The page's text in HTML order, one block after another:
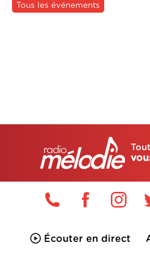
Tous les événements
Écouter en direct